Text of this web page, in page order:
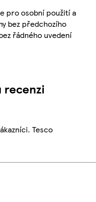
pro osobní použití a
bez předchozího
řádného uvedení
recenzi
Tesco